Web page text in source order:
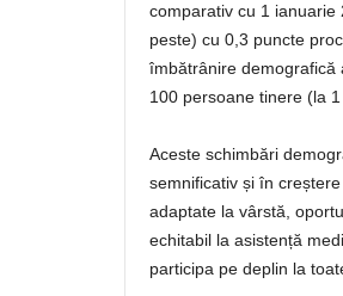
comparativ cu 1
peste) cu 0,3 puncte
îmbătrânire demografică
100 persoane tinere (la
Aceste schimbări
semnificativ și în
adaptate la vârstă,
echitabil la asistență
participa pe deplin la